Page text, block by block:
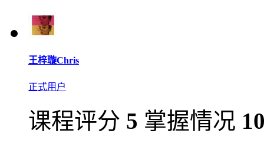
王梓璇Chris
正式用户
课程评分 5 掌握情况